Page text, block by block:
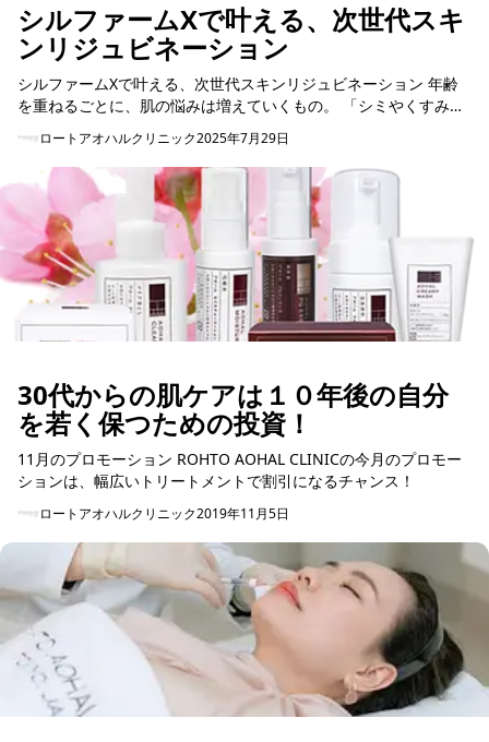
シルファームXで叶える、次世代スキ
ンリジュビネーション
シルファームXで叶える、次世代スキンリジュビネーション 年齢
を重ねるごとに、肌の悩みは増えていくもの。 「シミやくすみが
気になる」「肌のハリがなくなってきた」「ダウンタイムなしで
自然に若...
ロートアオハルクリニック2025年7月29日
30代からの肌ケアは１０年後の自分
を若く保つための投資！
11月のプロモーション ROHTO AOHAL CLINICの今月のプロモー
ションは、幅広いトリートメントで割引になるチャンス！
ロートアオハルクリニック2019年11月5日